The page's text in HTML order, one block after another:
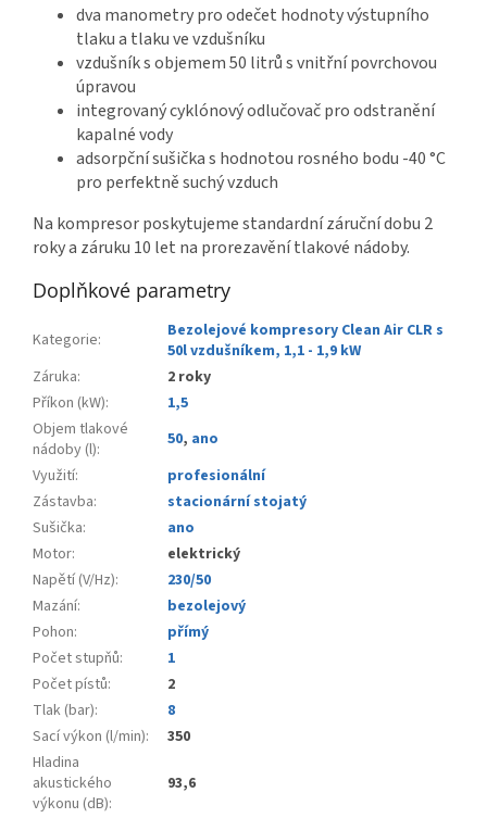
dva manometry pro odečet hodnoty výstupního
tlaku a tlaku ve vzdušníku
vzdušník s objemem 50 litrů s vnitřní povrchovou
úpravou
integrovaný cyklónový odlučovač pro odstranění
kapalné vody
adsorpční sušička s hodnotou rosného bodu -40 °C
pro perfektně suchý vzduch
Na kompresor poskytujeme standardní záruční dobu 2
roky a záruku 10 let na prorezavění tlakové nádoby.
Doplňkové parametry
Kategorie:
Bezolejové kompresory Clean Air CLR s
50l vzdušníkem, 1,1 - 1,9 kW
Záruka:
2 roky
Příkon (kW):
1,5
Objem tlakové
nádoby (l): 50, ano
Využití:
profesionální
Zástavba:
stacionární stojatý
Sušička:
ano
Motor:
elektrický
Napětí (V/Hz):
230/50
Mazání:
bezolejový
Pohon:
přímý
Počet stupňů:
1
Počet pístů:
2
Tlak (bar):
8
Sací výkon (l/min):
350
Hladina
akustického
výkonu (dB):
93,6